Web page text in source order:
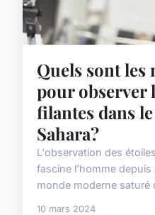
Quels sont les
pour observer
filantes dans
Sahara?
L'observation des
fascine l'homme depuis
monde moderne saturé
10 mars 2024